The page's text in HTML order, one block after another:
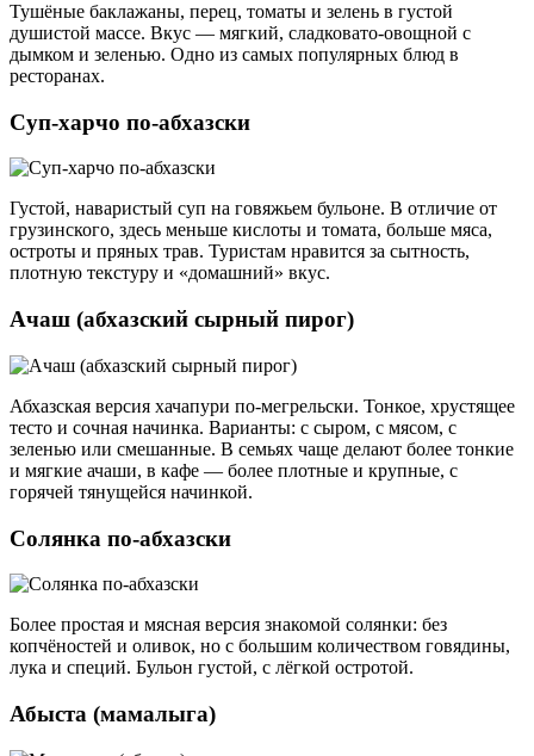
Тушёные баклажаны, перец, томаты и зелень в густой
душистой массе. Вкус — мягкий, сладковато-овощной с
дымком и зеленью. Одно из самых популярных блюд в
ресторанах.
Суп-харчо по-абхазски
Густой, наваристый суп на говяжьем бульоне. В отличие от
грузинского, здесь меньше кислоты и томата, больше мяса,
остроты и пряных трав. Туристам нравится за сытность,
плотную текстуру и «домашний» вкус.
Ачаш (абхазский сырный пирог)
Абхазская версия хачапури по-мегрельски. Тонкое, хрустящее
тесто и сочная начинка. Варианты: с сыром, с мясом, с
зеленью или смешанные. В семьях чаще делают более тонкие
и мягкие ачаши, в кафе — более плотные и крупные, с
горячей тянущейся начинкой.
Солянка по-абхазски
Более простая и мясная версия знакомой солянки: без
копчёностей и оливок, но с большим количеством говядины,
лука и специй. Бульон густой, с лёгкой остротой.
Абыста (мамалыга)